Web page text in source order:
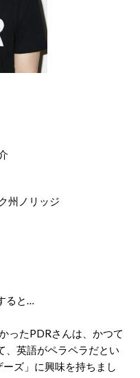
州ノリッジ
ると…
ったPDRさんは、かつて
、英語がペラペラだとい
ーズ」に興味を持ちまし